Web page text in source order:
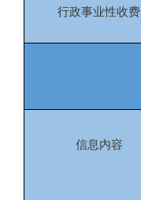
行政事业性收费
信息内容